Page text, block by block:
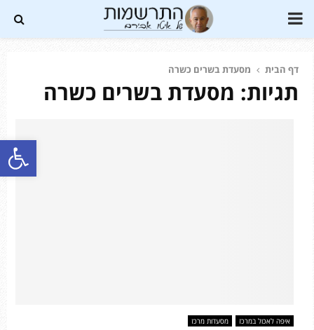
פתח סרגל נגישות
PRIMARY
דף הבית מסעדת בשרים כשרה
תגיות: מסעדת בשרים כשרה
איפה לאכול במרכז מסעדות מרכז